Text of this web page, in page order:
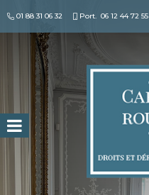
01 88 31 06 32 Port. 06 12 44 72 55